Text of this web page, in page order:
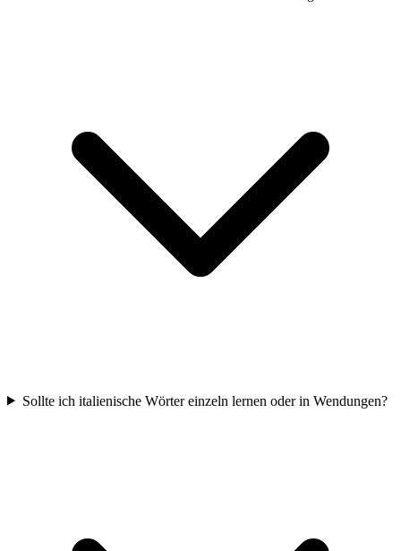
Sollte ich italienische Wörter einzeln lernen oder in Wendungen?